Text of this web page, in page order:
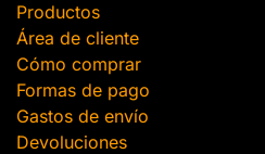
Productos
Área de cliente
Cómo comprar
Formas de pago
Gastos de envío
Devoluciones